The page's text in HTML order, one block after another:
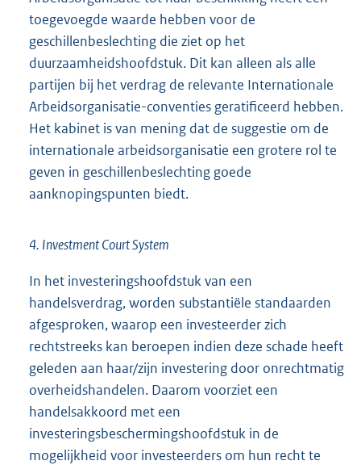
toegevoegde waarde hebben voor de
geschillenbeslechting die ziet op het
duurzaamheidshoofdstuk. Dit kan alleen als alle
partijen bij het verdrag de relevante Internationale
Arbeidsorganisatie-conventies geratificeerd hebben.
Het kabinet is van mening dat de suggestie om de
internationale arbeidsorganisatie een grotere rol te
geven in geschillenbeslechting goede
aanknopingspunten biedt.
4. Investment Court System
In het investeringshoofdstuk van een
handelsverdrag, worden substantiële standaarden
afgesproken, waarop een investeerder zich
rechtstreeks kan beroepen indien deze schade heeft
geleden aan haar/zijn investering door onrechtmatig
overheidshandelen. Daarom voorziet een
handelsakkoord met een
investeringsbeschermingshoofdstuk in de
mogelijkheid voor investeerders om hun recht te